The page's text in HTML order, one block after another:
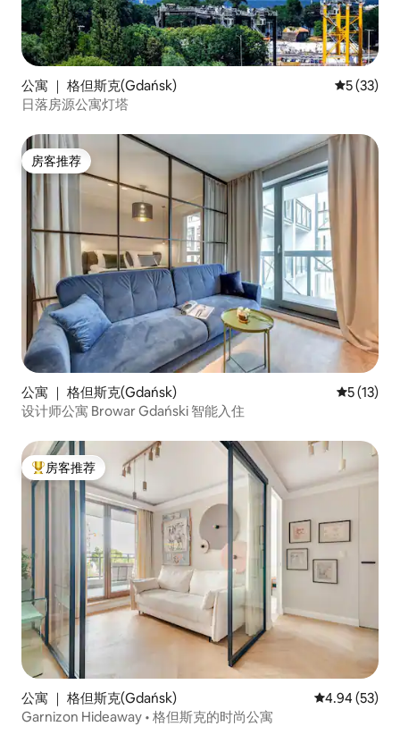
公寓 ｜ 格但斯克(Gdańsk) 平均评分
5 (33)
日落房源公寓灯塔
房客推荐
房客推荐
公寓 ｜ 格但斯克(Gdańsk) 平均评分
5 (13)
设计师公寓 Browar Gdański 智能入住
热门「房客推荐」
房客推荐
公寓 ｜ 格但斯克(Gdańsk) 平均评分
4.94 (53)
Garnizon Hideaway • 格但斯克的时尚公寓